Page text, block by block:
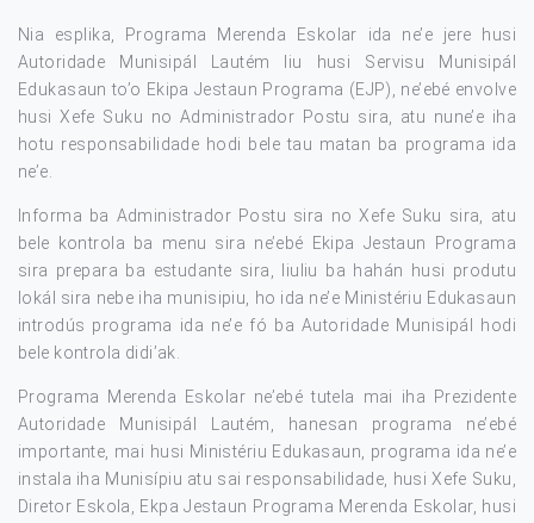
Nia esplika, Programa Merenda Eskolar ida ne’e jere husi
Autoridade Munisipál Lautém liu husi Servisu Munisipál
Edukasaun to’o Ekipa Jestaun Programa (EJP), ne’ebé envolve
husi Xefe Suku no Administrador Postu sira, atu nune’e iha
hotu responsabilidade hodi bele tau matan ba programa ida
ne’e.
Informa ba Administrador Postu sira no Xefe Suku sira, atu
bele kontrola ba menu sira ne’ebé Ekipa Jestaun Programa
sira prepara ba estudante sira, liuliu ba hahán husi produtu
lokál sira nebe iha munisipiu, ho ida ne’e Ministériu Edukasaun
introdús programa ida ne’e fó ba Autoridade Munisipál hodi
bele kontrola didi’ak.
Programa Merenda Eskolar ne’ebé tutela mai iha Prezidente
Autoridade Munisipál Lautém, hanesan programa ne’ebé
importante, mai husi Ministériu Edukasaun, programa ida ne’e
instala iha Munisípiu atu sai responsabilidade, husi Xefe Suku,
Diretor Eskola, Ekpa Jestaun Programa Merenda Eskolar, husi